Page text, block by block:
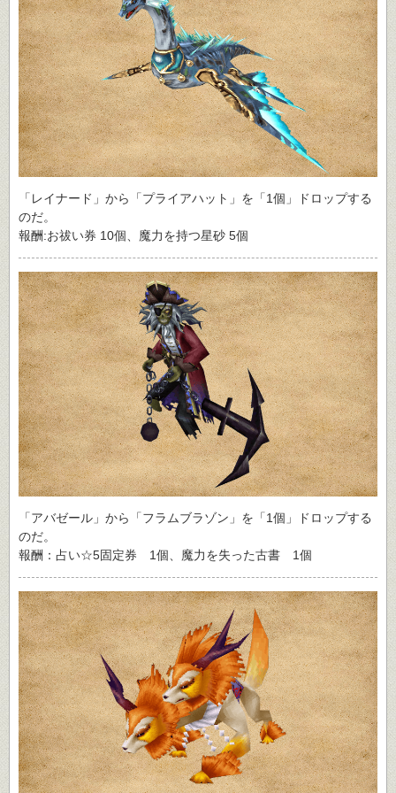
「レイナード」から「プライアハット」を「1個」ドロップする
のだ。
報酬:お祓い券 10個、魔力を持つ星砂 5個
「アバゼール」から「フラムブラゾン」を「1個」ドロップする
のだ。
報酬：占い☆5固定券 1個、魔力を失った古書 1個